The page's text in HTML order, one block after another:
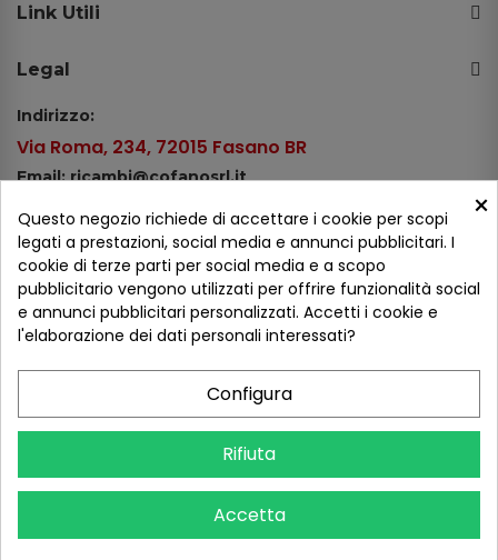
Link Utili
Legal
Indirizzo:
Via Roma, 234, 72015 Fasano BR
Email: ricambi@cofanosrl.it
Tel.: +39 080 44 13 478
WhatsApp: +39 334 98 51 100
Metodi di pagamento
×
Questo negozio richiede di accettare i cookie per scopi
legati a prestazioni, social media e annunci pubblicitari. I
cookie di terze parti per social media e a scopo
pubblicitario vengono utilizzati per offrire funzionalità social
e annunci pubblicitari personalizzati. Accetti i cookie e
l'elaborazione dei dati personali interessati?
Configura
Rifiuta
Accetta